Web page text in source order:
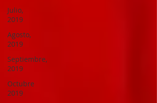
Julio,
2019
Agosto,
2019
Septiembre,
2019
Octubre
2019